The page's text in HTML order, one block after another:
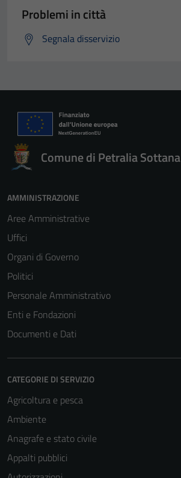
Problemi in città
Segnala disservizio
Comune di Petralia Sottana
AMMINISTRAZIONE
Aree Amministrative
Uffici
Organi di Governo
Politici
Personale Amministrativo
Enti e Fondazioni
Documenti e Dati
CATEGORIE DI SERVIZIO
Agricoltura e pesca
Ambiente
Anagrafe e stato civile
Appalti pubblici